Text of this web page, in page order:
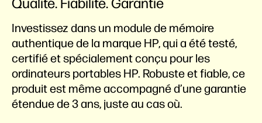
Investissez dans un module de mémoire
authentique de la marque HP, qui a été testé,
certifié et spécialement conçu pour les
ordinateurs portables HP. Robuste et fiable, ce
produit est même accompagné d’une garantie
étendue de 3 ans, juste au cas où.